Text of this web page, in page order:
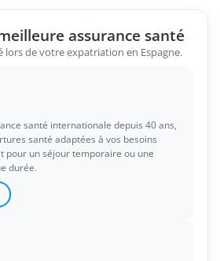
assurance santé
lors de votre expatriation en Espagne.
santé internationale depuis 40 ans,
santé adaptées à vos besoins
pour un séjour temporaire ou une
durée.